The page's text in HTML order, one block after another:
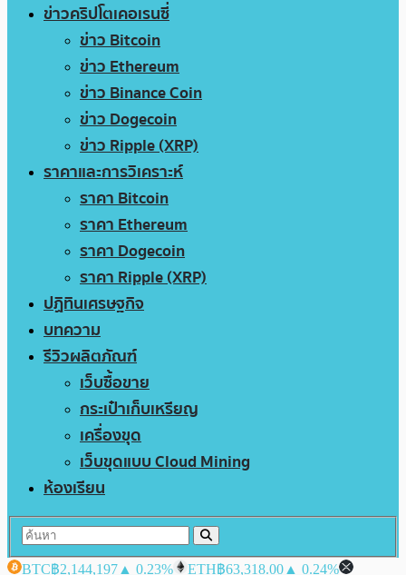
ข่าวคริปโตเคอเรนซี่
ข่าว Bitcoin
ข่าว Ethereum
ข่าว Binance Coin
ข่าว Dogecoin
ข่าว Ripple (XRP)
ราคาและการวิเคราะห์
ราคา Bitcoin
ราคา Ethereum
ราคา Dogecoin
ราคา Ripple (XRP)
ปฏิทินเศรษฐกิจ
บทความ
รีวิวผลิตภัณฑ์
เว็บซื้อขาย
กระเป๋าเก็บเหรียญ
เครื่องขุด
เว็บขุดแบบ Cloud Mining
ห้องเรียน
BTC฿2,144,197 ▲ 0.23% ETH฿63,318.00 ▲ 0.24%